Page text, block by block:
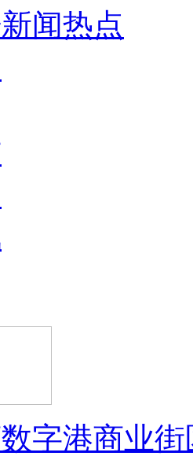
闻热点
字港商业